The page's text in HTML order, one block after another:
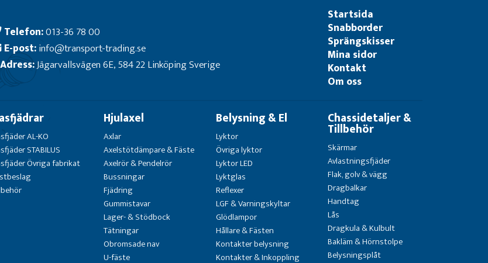
Telefon:013-36 78 00
E-post:info@transport-trading.se
Adress:Jägarvallsvägen 6E, 584 22 Linköping Sverige
Startsida
Snabborder
Sprängskisser
Mina sidor
Kontakt
Om oss
AL-KO
STABILUS
Övriga fabrikat
Hjulaxel
Axlar
Axelstötdämpare & Fäste
Axelrör & Pendelrör
Bussningar
Fjädring
Gummistavar
Lager- & Stödbock
Tätningar
Obromsade nav
U-fäste
Belysning & El
Lyktor
Övriga lyktor
Lyktor LED
Lyktglas
Reflexer
LGF & Varningskyltar
Glödlampor
Hållare & Fästen
Kontakter belysning
Kontakter & Inkoppling
Chassidetaljer &
Tillbehör
Skärmar
Avlastningsfjäder
Flak, golv & vägg
Dragbalkar
Handtag
Lås
Dragkula & Kulbult
Bakläm & Hörnstolpe
Belysningsplåt